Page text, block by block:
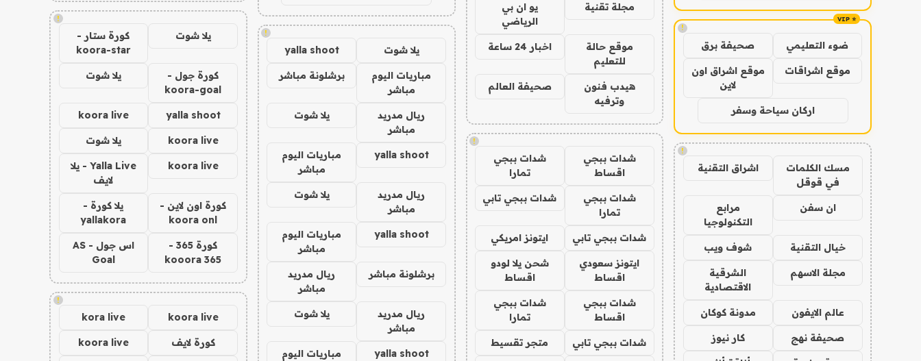
!
ضوء التعليمي صحيفة برق
موقع اشراقات
موقع اشراق اون
لاين
اركان سياحة وسفر
!
مسك الكلمات
في قوقل
اشراق التقنية
ان سفن
مرابع
التكنولوجيا
خيال التقنية شوف ويب
مجلة الاسهم
الشرقية
الاقتصادية
عالم الايفون مدونة كوكان
صحيفة نهج كار نيوز
مجلة تقنية
يو ان بي
الرياضي
موقع حالة
للتعليم
اخبار 24 ساعة
هيدب فنون
وترفيه
صحيفة العالم
!
شدات ببجي
اقساط
شدات ببجي
تمارا
شدات ببجي
تمارا
شدات ببجي تابي
شدات ببجي تابي ايتونز امريكي
ايتونز سعودي
اقساط
شحن يلا لودو
اقساط
شدات ببجي
اقساط
شدات ببجي
تمارا
شدات ببجي تابي متجر تقسيط
!
يلا شوت yalla shoot
مباريات اليوم
مباشر
برشلونة مباشر
ريال مدريد
مباشر
يلا شوت
yalla shoot
مباريات اليوم
مباشر
ريال مدريد
مباشر
يلا شوت
yalla shoot
مباريات اليوم
مباشر
برشلونة مباشر
ريال مدريد
مباشر
ريال مدريد
مباشر
يلا شوت
yalla shoot مباريات اليوم
!
يلا شوت
كورة ستار -
koora-star
كورة جول -
koora-goal
يلا شوت
yalla shoot
koora live
koora live يلا شوت
koora live
Yalla Live - يلا
لايف
كورة اون لاين -
koora onl
يلا كورة -
yallakora
كورة 365 -
kooora 365
اس جول - AS
Goal
!
koora live
kora live
كورة لايف koora live